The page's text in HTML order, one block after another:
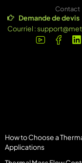
Contact
Demande de devis
Courriel :
How to Choose a
Applications